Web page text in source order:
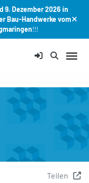
9. Dezember 2026 in
Bau-Handwerke vom
!!!
Teilen